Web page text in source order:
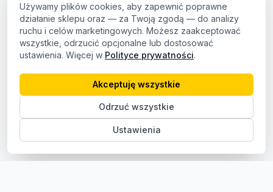
Używamy plików cookies, aby zapewnić poprawne
działanie sklepu oraz — za Twoją zgodą — do analizy
ruchu i celów marketingowych. Możesz zaakceptować
wszystkie, odrzucić opcjonalne lub dostosować
ustawienia. Więcej w Polityce prywatności.
Ustawienia
Odrzuć wszystkie
Akceptuję wszystkie